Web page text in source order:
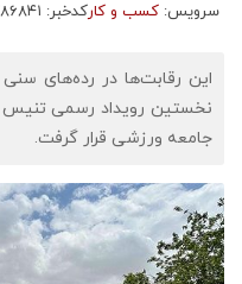
سرویس: کسب و کارکدخبر: ۷۸۶۸۴۱
این رقابت‌ها در رده‌های
نخستین رویداد رسمی تنیس
جامعه ورزشی قرار گرفت.